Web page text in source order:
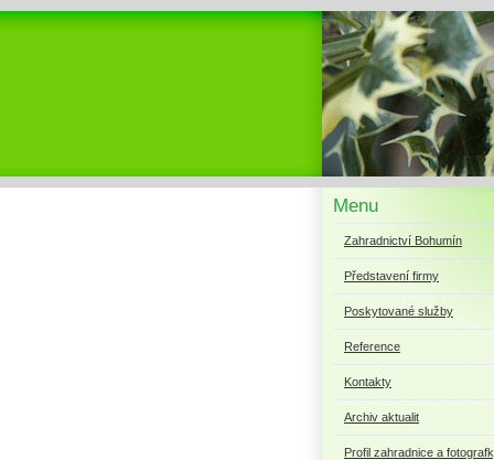
Menu
Zahradnictví Bohumín
Představení firmy
Poskytované služby
Reference
Kontakty
Archiv aktualit
Profil zahradnice a